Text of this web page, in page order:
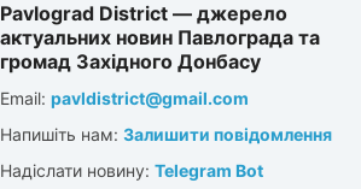
Pavlograd District — джерело
актуальних новин Павлограда та
громад Західного Донбасу
Email: pavldistrict@gmail.com
Напишіть нам: Залишити повідомлення
Надіслати новину: Telegram Bot